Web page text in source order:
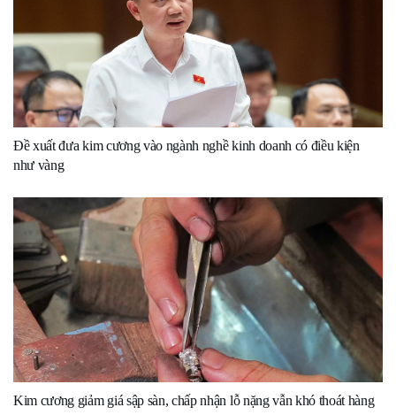
Đề xuất đưa kim cương vào ngành nghề kinh doanh có điều kiện
như vàng
Kim cương giảm giá sập sàn, chấp nhận lỗ nặng vẫn khó thoát hàng